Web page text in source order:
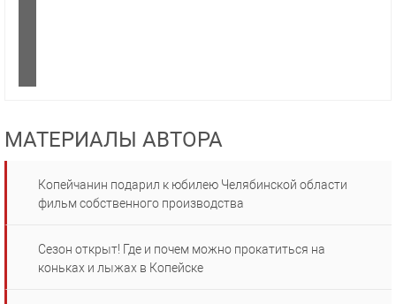
МАТЕРИАЛЫ АВТОРА
Копейчанин подарил к юбилею Челябинской области
фильм собственного производства
Сезон открыт! Где и почем можно прокатиться на
коньках и лыжах в Копейске